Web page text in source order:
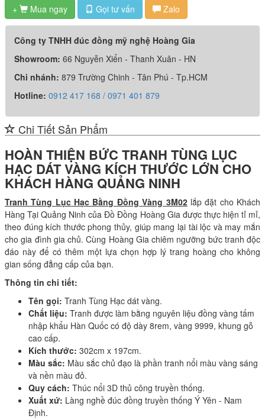
+  Mua ngay Gọi tư vấn Zalo
Công ty TNHH đúc đồng mỹ nghệ Hoàng Gia
Showroom: 66 Nguyễn Xiển - Thanh Xuân - HN
Chi nhánh: 879 Trường Chinh - Tân Phú - Tp.HCM
Hotline: 0912 417 168 / 0971 401 879
Chi Tiết Sản Phẩm
HOÀN THIỆN BỨC TRANH TÙNG LỤC
HẠC DÁT VÀNG KÍCH THƯỚC LỚN CHO
KHÁCH HÀNG QUẢNG NINH
Tranh Tùng Lục Hạc Bằng Đồng Vàng 3M02lắp đặt cho Khách
Hàng Tại Quảng Ninh của Đồ Đồng Hoàng Gia được thực hiện tỉ mỉ,
theo đúng kích thước phong thủy, giúp mang lại tài lộc và may mắn
cho gia đình gia chủ. Cùng Hoàng Gia chiêm ngưỡng bức tranh độc
đáo này để có thêm một lựa chọn hợp lý trang hoàng cho không
gian sống đẳng cấp của bạn.
Thông tin chi tiết:
Tên gọi: Tranh Tùng Hạc dát vàng.
Chất liệu: Tranh được làm bằng nguyên liệu đồng vàng tấm
nhập khẩu Hàn Quốc có độ dày 8rem, vàng 9999, khung gỗ
cao cấp.
Kích thước: 302cm x 197cm.
Màu sắc: Màu sắc chủ đạo là phần tranh nổi màu vàng sáng
và nền màu đỏ.
Quy cách: Thúc nổi 3D thủ công truyền thống.
Xuất xứ: Làng nghề đúc đồng truyền thống Ý Yên - Nam
Định.